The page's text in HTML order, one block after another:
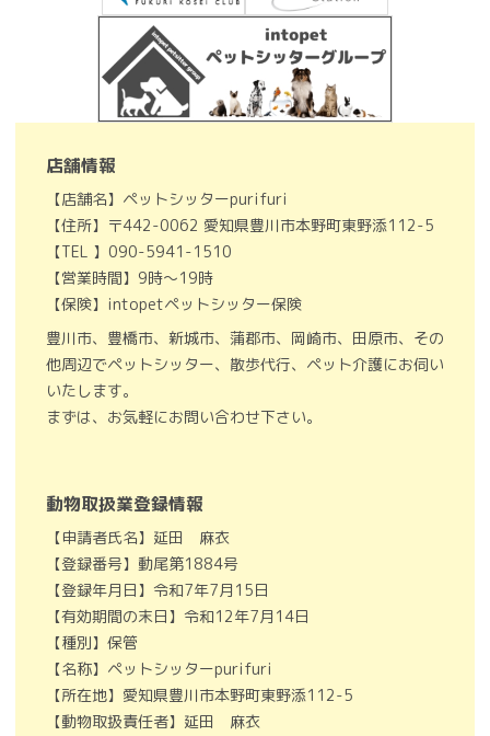
店舗情報
【店舗名】ペットシッターpurifuri
【住所】〒442-0062 愛知県豊川市本野町東野添112-5
【TEL 】090-5941-1510
【営業時間】9時～19時
【保険】intopetペットシッター保険
豊川市、豊橋市、新城市、蒲郡市、岡崎市、田原市、その
他周辺でペットシッター、散歩代行、ペット介護にお伺い
いたします。
まずは、お気軽にお問い合わせ下さい。
動物取扱業登録情報
【申請者氏名】延田 麻衣
【登録番号】動尾第1884号
【登録年月日】令和7年7月15日
【有効期間の末日】令和12年7月14日
【種別】保管
【名称】ペットシッターpurifuri
【所在地】愛知県豊川市本野町東野添112-5
【動物取扱責任者】延田 麻衣